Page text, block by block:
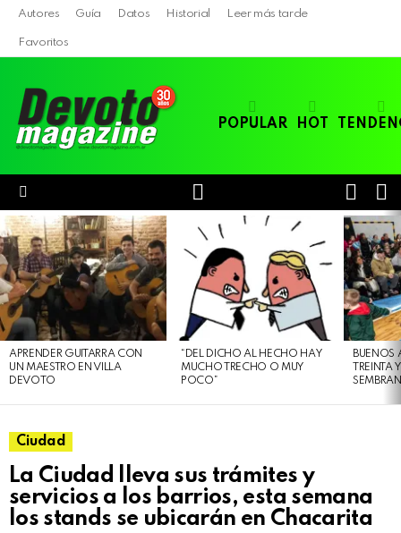
Autores Guía Datos Historial Leer más tarde
Favoritos
POPULAR HOT
SKIN
LATEST
STORIES
APRENDER GUITARRA CON
UN MAESTRO EN VILLA
DEVOTO
“DEL DICHO AL HECHO HAY
MUCHO TRECHO O MUY
POCO”
BUENOS
Ciudad
La Ciudad lleva sus trámites y
servicios a los barrios, esta semana
los stands se ubicarán en Chacarita